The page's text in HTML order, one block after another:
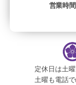
営業時
定休日は土
土曜も電話